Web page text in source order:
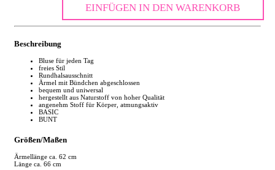
EINFÜGEN IN DEN WARENKORB
Beschreibung
Bluse für jeden Tag
freies Stil
Rundhalsausschnitt
Ärmel mit Bündchen abgeschlossen
bequem und uniwersal
hergestellt aus Naturstoff von hoher Qualität
angenehm Stoff für Körper, atmungsaktiv
BASIC
BUNT
Größen/Maßen
Ärmellänge ca. 62 cm
Länge ca. 66 cm